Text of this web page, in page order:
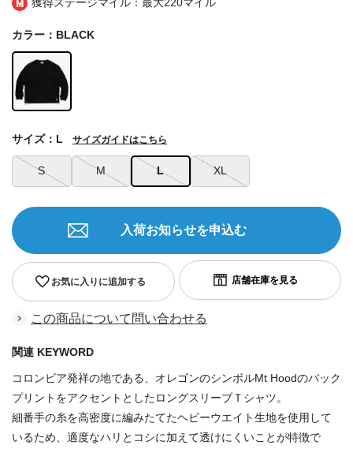
カラー：BLACK
S M L XL
サイズ：L サイズガイドはこちら
お気に入りに追加する
入荷お知らせを申込む
この商品について問い合わせる
関連 KEYWORD
コロンビア発祥の地である、オレゴンのシンボルMt Hoodのバック
プリントをアクセントとしたロングスリーブＴシャツ。
細番手の糸を高密度に編みたてたヘビーウエイト生地を使用して
いるため、適度なハリとコシに加えて透けにくいことが特徴で